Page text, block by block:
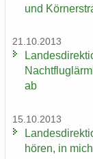
und
21.10.2013
ab
15.10.2013
hören, in